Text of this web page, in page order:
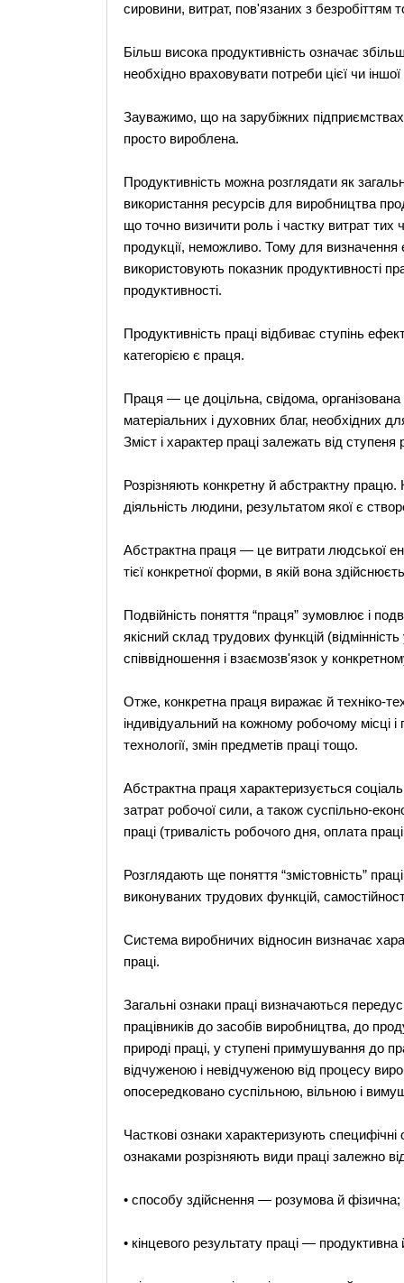
сировини, витрат, пов'язаних з безробіттям
Більш висока продуктивність означає
необхідно враховувати потреби цієї чи
Зауважимо, що на зарубіжних
просто вироблена.
Продуктивність можна розглядати як
використання ресурсів для виробництва
що точно визичити роль і частку витрат
продукції, неможливо. Тому для визначення
використовують показник продуктивності
продуктивності.
Продуктивність праці відбиває ступінь
категорією є праця.
Праця — це доцільна, свідома,
матеріальних і духовних благ, необхідних
Зміст і характер праці залежать від
Розрізняють конкретну й абстрактну
діяльність людини, результатом якої є
Абстрактна праця — це витрати людської
тієї конкретної форми, в якій вона
Подвійність поняття “праця” зумовлює і
якісний склад трудових функцій (відмінність
співвідношення і взаємозв'язок у
Отже, конкретна праця виражає й техніко-
індивідуальний на кожному робочому місці
технології, змін предметів праці тощо.
Абстрактна праця характеризується
затрат робочої сили, а також суспільно-
праці (тривалість робочого дня, оплата
Розглядають ще поняття “змістовність”
виконуваних трудових функцій,
Система виробничих відносин визначає
праці.
Загальні ознаки праці визначаються
працівників до засобів виробництва, до
природі праці, у ступені примушування до
відчуженою і невідчуженою від процесу
опосередковано суспільною, вільною і
Часткові ознаки характеризують
ознаками розрізняють види праці залежно
• способу здійснення — розумова й фізична;
• кінцевого результату праці —